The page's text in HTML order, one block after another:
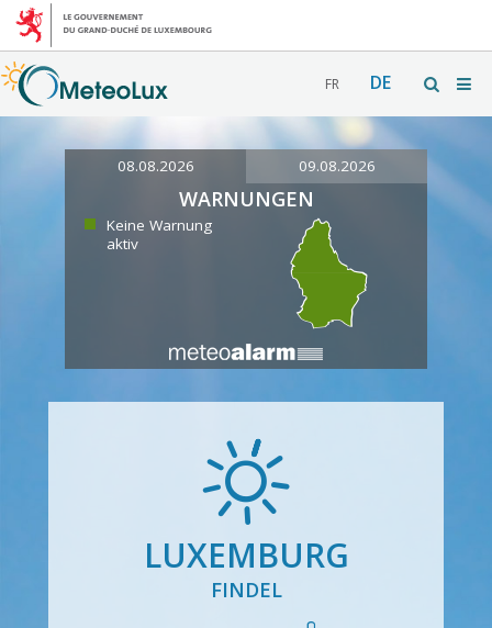
FR DE
08.08.2026 09.08.2026
WARNUNGEN
Keine Warnung
aktiv
LUXEMBURG
FINDEL